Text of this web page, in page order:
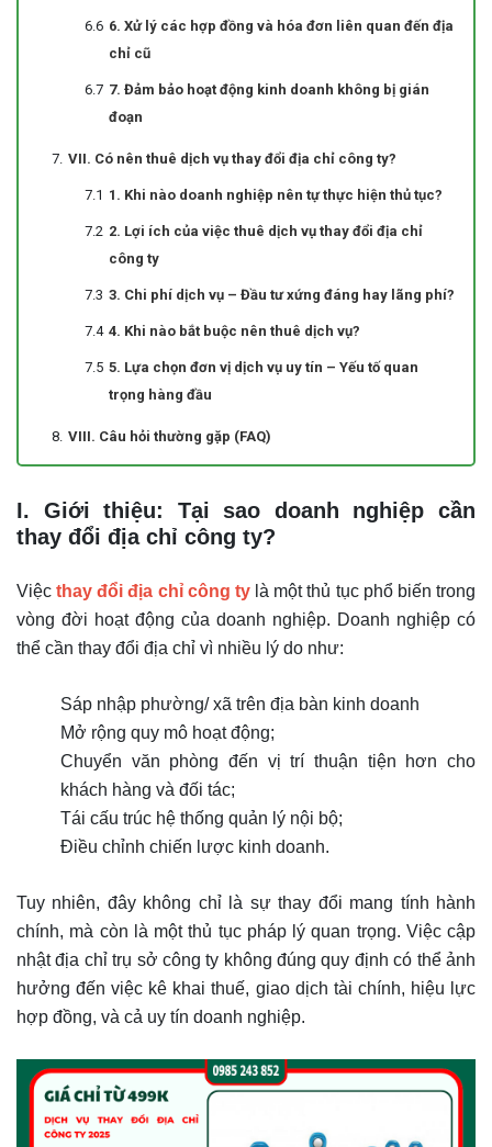
6. Xử lý các hợp đồng và hóa đơn liên quan đến địa
chỉ cũ
7. Đảm bảo hoạt động kinh doanh không bị gián
đoạn
VII. Có nên thuê dịch vụ thay đổi địa chỉ công ty?
1. Khi nào doanh nghiệp nên tự thực hiện thủ tục?
2. Lợi ích của việc thuê dịch vụ thay đổi địa chỉ
công ty
3. Chi phí dịch vụ – Đầu tư xứng đáng hay lãng phí?
4. Khi nào bắt buộc nên thuê dịch vụ?
5. Lựa chọn đơn vị dịch vụ uy tín – Yếu tố quan
trọng hàng đầu
VIII. Câu hỏi thường gặp (FAQ)
I. Giới thiệu: Tại sao doanh nghiệp cần
thay đổi địa chỉ công ty?
Việc thay đổi địa chỉ công tylà một thủ tục phổ biến trong
vòng đời hoạt động của doanh nghiệp. Doanh nghiệp có
thể cần thay đổi địa chỉ vì nhiều lý do như:
Sáp nhập phường/ xã trên địa bàn kinh doanh
Mở rộng quy mô hoạt động;
Chuyển văn phòng đến vị trí thuận tiện hơn cho
khách hàng và đối tác;
Tái cấu trúc hệ thống quản lý nội bộ;
Điều chỉnh chiến lược kinh doanh.
Tuy nhiên, đây không chỉ là sự thay đổi mang tính hành
chính, mà còn là một thủ tục pháp lý quan trọng. Việc cập
nhật địa chỉ trụ sở công ty không đúng quy định có thể ảnh
hưởng đến việc kê khai thuế, giao dịch tài chính, hiệu lực
hợp đồng, và cả uy tín doanh nghiệp.